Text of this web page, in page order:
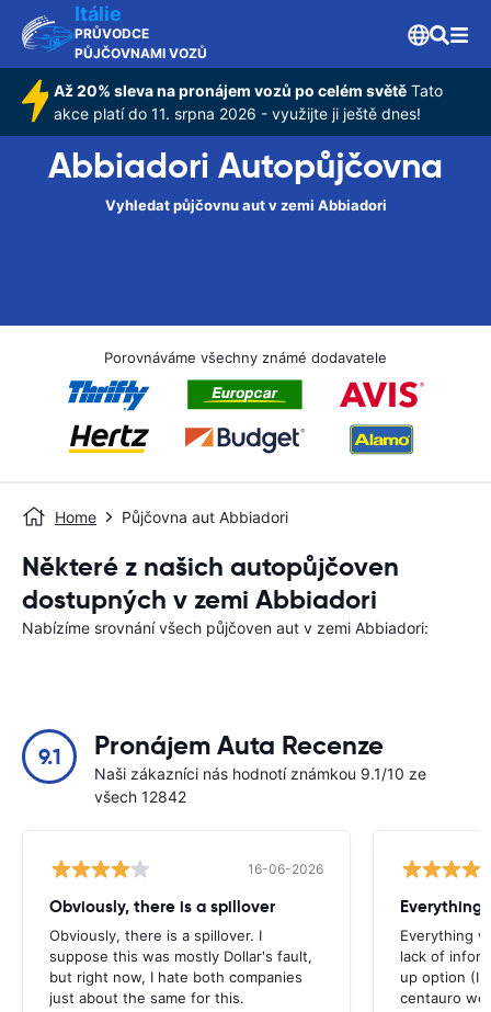
Itálie
PRŮVODCE
PŮJČOVNAMI VOZŮ
Až 20% sleva na pronájem vozů po celém světě Tato
akce platí do 11. srpna 2026 - využijte ji ještě dnes!
Abbiadori Autopůjčovna
Vyhledat půjčovnu aut v zemi Abbiadori
Porovnáváme všechny známé dodavatele
Home Půjčovna aut Abbiadori
Některé z našich autopůjčoven
dostupných v zemi Abbiadori
Nabízíme srovnání všech půjčoven aut v zemi Abbiadori:
9.1 Pronájem Auta Recenze
Naši zákazníci nás hodnotí známkou 9.1/10 ze
všech 12842
16-06-2026
Obviously, there is a spillover
Obviously, there is a spillover. I
suppose this was mostly Dollar's fault,
but right now, I hate both companies
just about the same for this.
Everything
Everything
lack of
up option (I
centauro